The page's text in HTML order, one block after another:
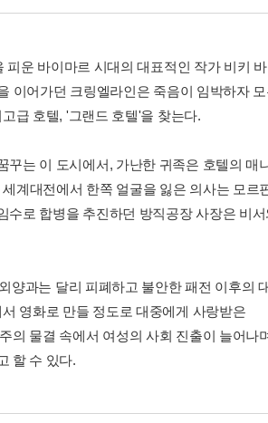
운 바이마르 시대의 대표적인 작가 비키
이어가던 크링엘라인은 죽음이 임박하자
급 호텔, '그랜드 호텔'을 찾는다.
는 이 도시에서, 가난한 귀족은 호텔의 매
계대전에서 한쪽 얼굴을 잃은 의사는 모르
로 합병을 추진하던 방직공장 사장은 비
양과는 달리 피폐하고 불안한 패전 이후의
영화로 만들 정도로 대중에게 사랑받은
의 물결 속에서 여성의 사회 진출이 늘어나
할 수 있다.